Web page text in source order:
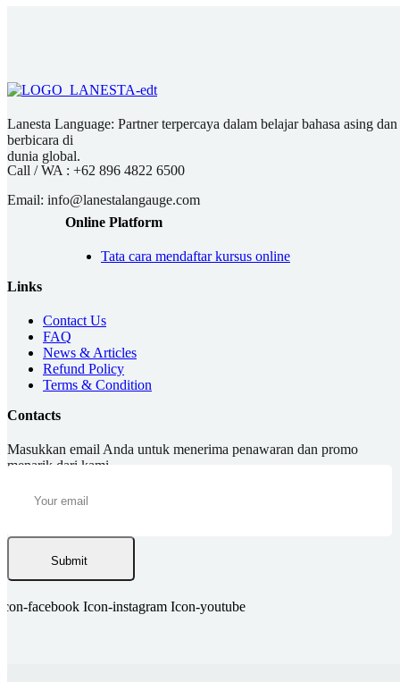
Lanesta Language: Partner terpercaya dalam belajar bahasa asing
berbicara di
dunia global.
Call / WA : +62 896 4822 6500
Email: info@lanestalangauge.com
Online Platform
Tata cara mendaftar kursus online
Links
Contact Us
FAQ
News & Articles
Refund Policy
Terms & Condition
Contacts
Masukkan email Anda untuk menerima penawaran dan promo
menarik dari kami.
Submit
facebook Icon-instagram Icon-youtube